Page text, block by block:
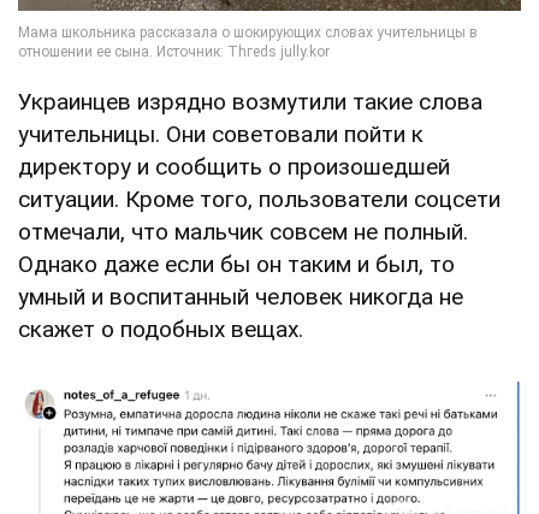
Украинцев изрядно возмутили такие слова
учительницы. Они советовали пойти к
директору и сообщить о произошедшей
ситуации. Кроме того, пользователи соцсети
отмечали, что мальчик совсем не полный.
Однако даже если бы он таким и был, то
умный и воспитанный человек никогда не
скажет о подобных вещах.